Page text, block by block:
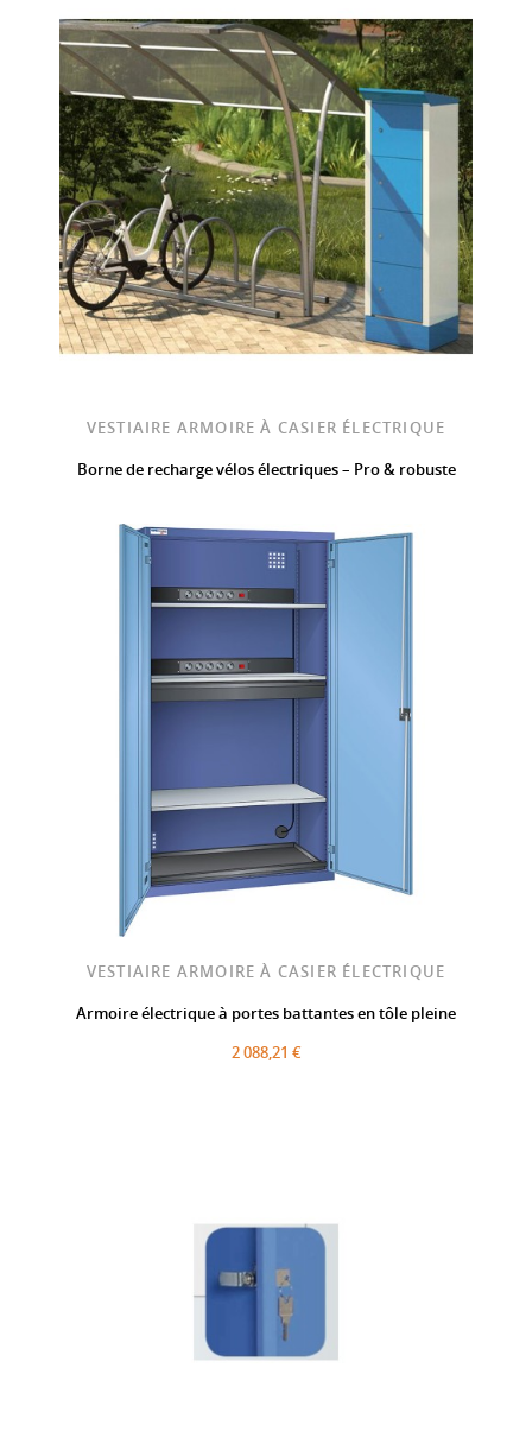
VESTIAIRE ARMOIRE À CASIER ÉLECTRIQUE
Borne de recharge vélos électriques – Pro & robuste
VESTIAIRE ARMOIRE À CASIER ÉLECTRIQUE
Armoire électrique à portes battantes en tôle pleine
2 088,21 €